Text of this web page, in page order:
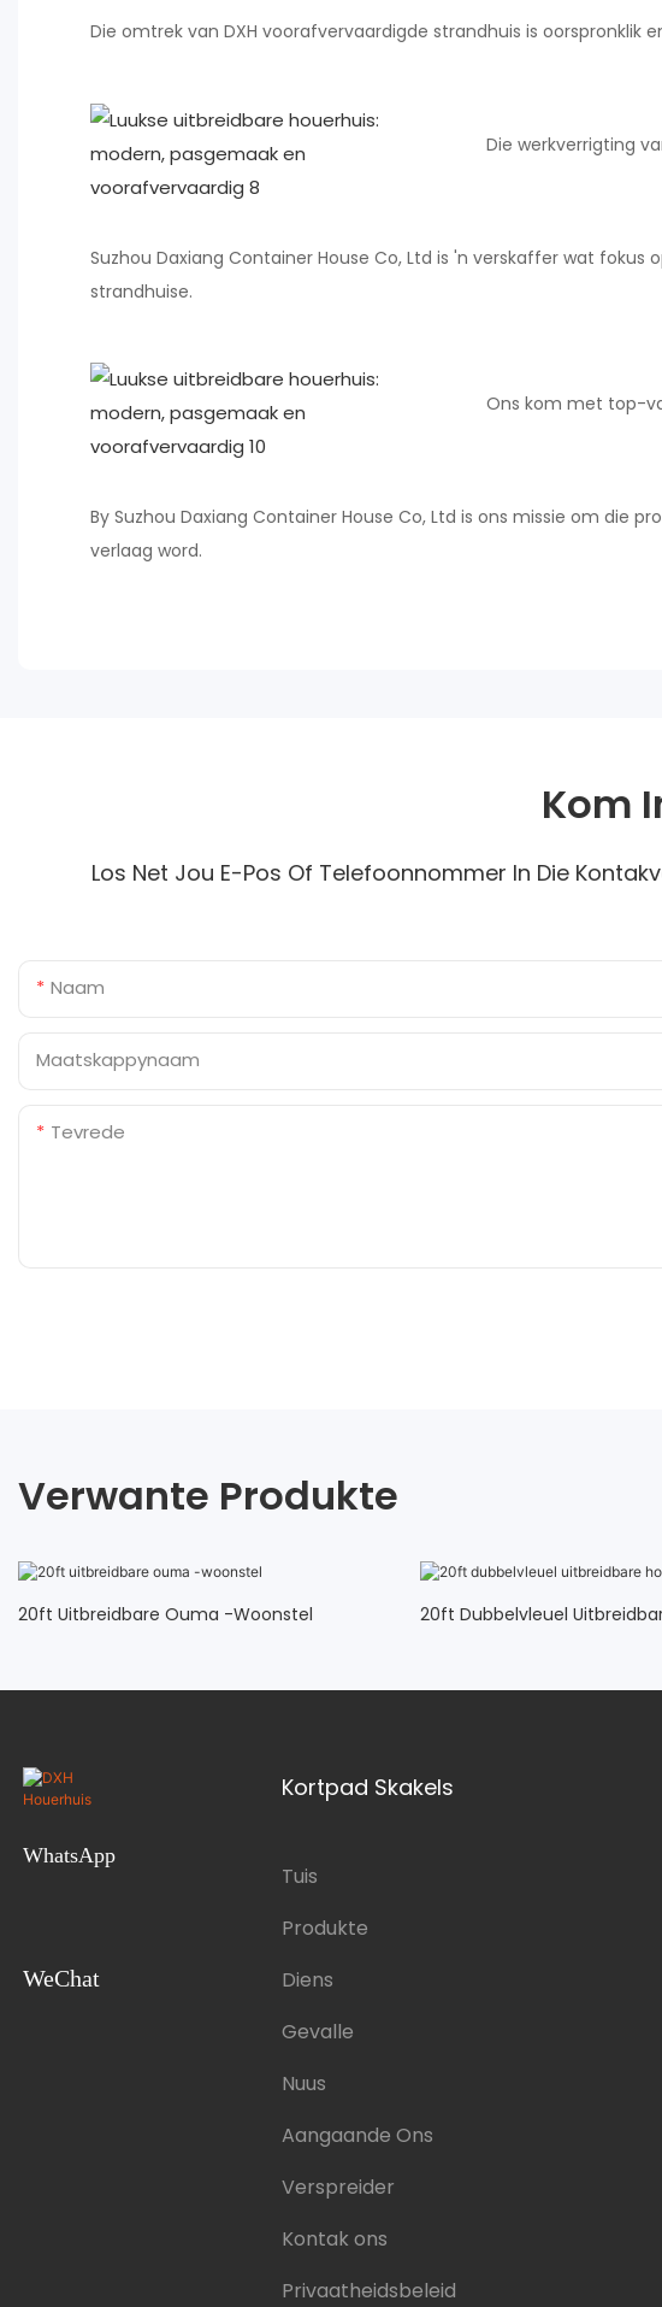
Die omtrek van DXH voorafvervaardigde strandhuis is oorspronklik
Die werkverrigting
Suzhou Daxiang Container House Co, Ltd is 'n verskaffer wat
strandhuise.
Ons kom met top-
By Suzhou Daxiang Container House Co, Ltd is ons missie om die
verlaag word.
Kom
Los Net Jou E-Pos Of Telefoonnommer In Die
Naam
Maatskappynaam
Tevrede
Verwante Produkte
20ft Uitbreidbare Ouma -woonstel 20ft Dubbelvleuel
WhatsApp
WeChat
Kortpad Skakels
Tuis
Produkte
Diens
Gevalle
Nuus
Aangaande Ons
Verspreider
Kontak ons
Privaatheidsbeleid